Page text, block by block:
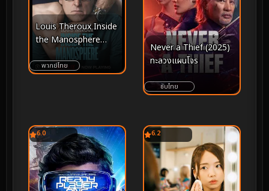
Louis Theroux Inside
the Manosphere
(2026) หลุยส์ เทอโรซ์
เจาะโลกยุคใหม่ของชาย
พากย์ไทย
Never a Thief (2025)
ทะลวงแผนโจร
ซับไทย
6.0 6.2